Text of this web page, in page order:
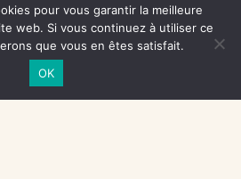
pour vous garantir la meilleure
web. Si vous continuez à utiliser ce
que vous en êtes satisfait.
OK